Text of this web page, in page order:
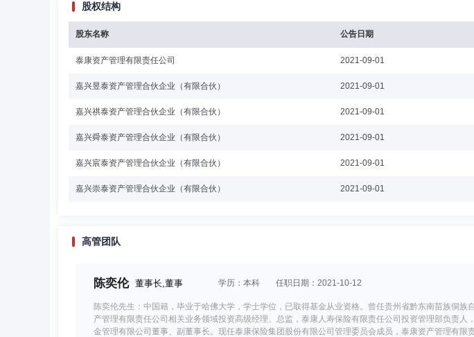
股权结构
股东名称 公告日期
泰康资产管理有限责任公司 2021-09-01
嘉兴昱泰资产管理合伙企业（有限合伙） 2021-09-01
嘉兴祺泰资产管理合伙企业（有限合伙） 2021-09-01
嘉兴舜泰资产管理合伙企业（有限合伙） 2021-09-01
嘉兴宸泰资产管理合伙企业（有限合伙） 2021-09-01
嘉兴崇泰资产管理合伙企业（有限合伙） 2021-09-01
高管团队
陈奕伦 董事长,董事 学历：本科 任职日期：2021-10-12
陈奕伦先生：中国籍，毕业于哈佛大学，学士学位，已取得基金从业资格。曾任贵州省黔东南苗族侗
产管理有限责任公司相关业务领域投资高级经理、总监，泰康人寿保险有限责任公司投资管理部负责
金管理有限公司董事、副董事长。现任泰康保险集团股份有限公司管理委员会成员，泰康资产管理有